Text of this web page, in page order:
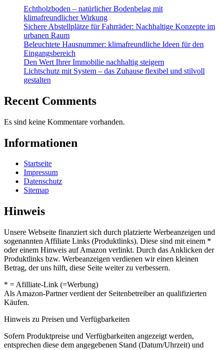
Echtholzboden – natürlicher Bodenbelag mit
klimafreundlicher Wirkung
Sichere Abstellplätze für Fahrräder: Nachhaltige Konzepte im
urbanen Raum
Beleuchtete Hausnummer: klimafreundliche Ideen für den
Eingangsbereich
Den Wert Ihrer Immobilie nachhaltig steigern
Lichtschutz mit System – das Zuhause flexibel und stilvoll
gestalten
Recent Comments
Es sind keine Kommentare vorhanden.
Informationen
Startseite
Impressum
Datenschutz
Sitemap
Hinweis
Unsere Webseite finanziert sich durch platzierte Werbeanzeigen und
sogenannten Affiliate Links (Produktlinks). Diese sind mit einem *
oder einem Hinweis auf Amazon verlinkt. Durch das Anklicken der
Produktlinks bzw. Werbeanzeigen verdienen wir einen kleinen
Betrag, der uns hilft, diese Seite weiter zu verbessern.
* = Afilliate-Link (=Werbung)
Als Amazon-Partner verdient der Seitenbetreiber an qualifizierten
Käufen.
Hinweis zu Preisen und Verfügbarkeiten
Sofern Produktpreise und Verfügbarkeiten angezeigt werden,
entsprechen diese dem angegebenen Stand (Datum/Uhrzeit) und